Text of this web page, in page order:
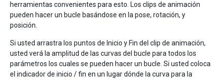
herramientas convenientes para esto. Los clips de animación
pueden hacer un bucle basándose en la pose, rotación, y
posición.
Si usted arrastra los puntos de Inicio y Fin del clip de animación,
usted verá la amplitud de las curvas del bucle para todos los
parámetros los cuales se pueden hacer un bucle. Si usted coloca
el indicador de inicio / fin en un lugar dónde la curva para la